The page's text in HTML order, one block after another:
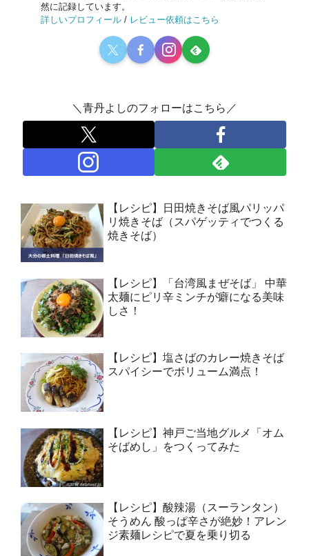
然に記録しています。
詳しいプロフィール / レビュー依頼はこちら
＼青丹よしのフォローはこちら／
【レシピ】日田焼きそば風パリッパ
リ焼きそば（スパゲッティでつくる
焼きそば）
【レシピ】「台湾風まぜそば」 中華
太麺にピリ辛ミンチが癖になる美味
しさ！
【レシピ】塩さばのカレー焼きそば
スパイシーでボリューム満点！
【レシピ】神戸ご当地グルメ「オム
そばめし」をつくってみた
【レシピ】酸辣湯（スーランタン）
そうめん 酸っぱ辛さが絶妙！アレン
ジ素麺レシピで夏を乗り切る